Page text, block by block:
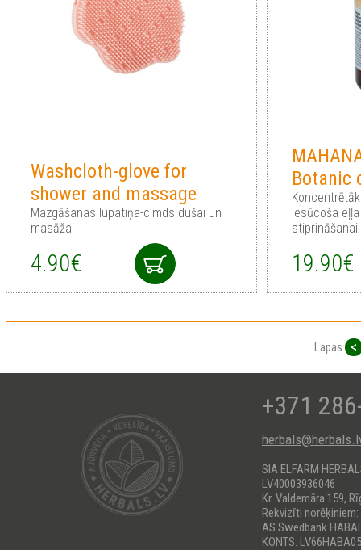
Washcloth-glove for
shower and massage
Mazgāšanas lupatiņa-cimds dušai un
masāžai
4.90€
Botanic
iesūcoša
stiprināšanai
19.90€
Lapas <
+371
SIA ELFARM
LV40003936046
Kr. Valdemāra 159,
Rekvizīti norēķiniem:
AS Swedbank
KONTS: